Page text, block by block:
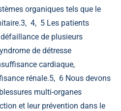
organiques tels que le
3, 4, 5 Les patients
de plusieurs
de détresse
cardiaque,
rénale.5, 6 Nous devons
multi-organes
et leur prévention dans le